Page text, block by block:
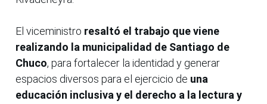
El viceministro resaltó el trabajo que viene
realizando la municipalidad de Santiago de
Chuco, para fortalecer la identidad y generar
espacios diversos para el ejercicio de una
educación inclusiva y el derecho a la lectura y